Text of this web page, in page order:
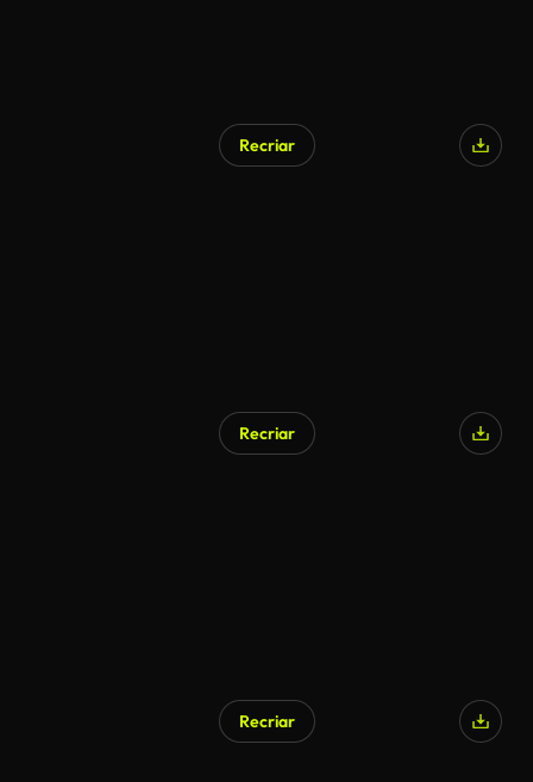
Recriar
Recriar
Recriar